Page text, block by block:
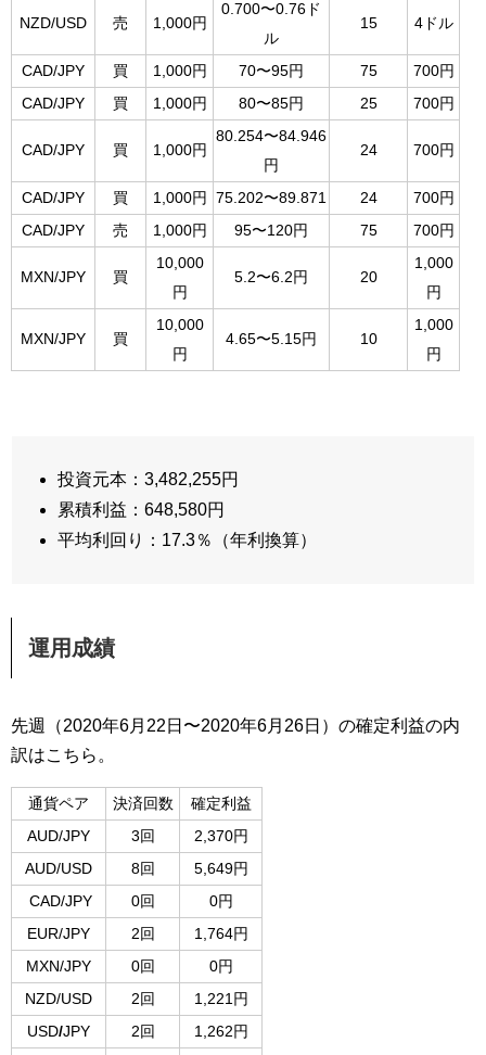
NZD/USD 売 1,000円
0.700〜0.76ド
ル
15 4ドル
CAD/JPY 買 1,000円 70〜95円 75
700円
CAD/JPY
買 1,000円 80〜85円 25 700円
CAD/JPY 買 1,000円
80.254〜84.946
円
24 700円
CAD/JPY 買 1,000円 75.202〜89.871 24
700円
CAD/JPY
売 1,000円 95〜120円 75 700円
MXN/JPY 買
10,000
円
5.2〜6.2円 20
1,000
円
MXN/JPY 買
10,000
円
4.65〜5.15円 10
1,000
円
投資元本：3,482,255円
累積利益：648,580円
平均利回り：17.3％（年利換算）
運用成績
先週（2020年6月22日〜2020年6月26日）の確定利益の内
訳はこちら。
通貨ペア 決済回数
確定利益
AUD/JPY
3回
2,370円
AUD/USD
8回
5,649円
CAD/JPY
0回
0円
EUR/JPY
2回
1,764円
MXN/JPY
0回
0円
NZD/USD
2回
1,221円
USD/JPY 2回
1,262円